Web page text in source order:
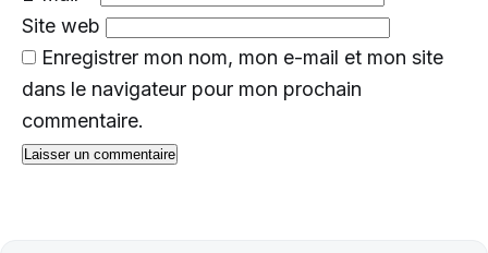
Site web
Enregistrer mon nom, mon e-mail et mon site
dans le navigateur pour mon prochain
commentaire.